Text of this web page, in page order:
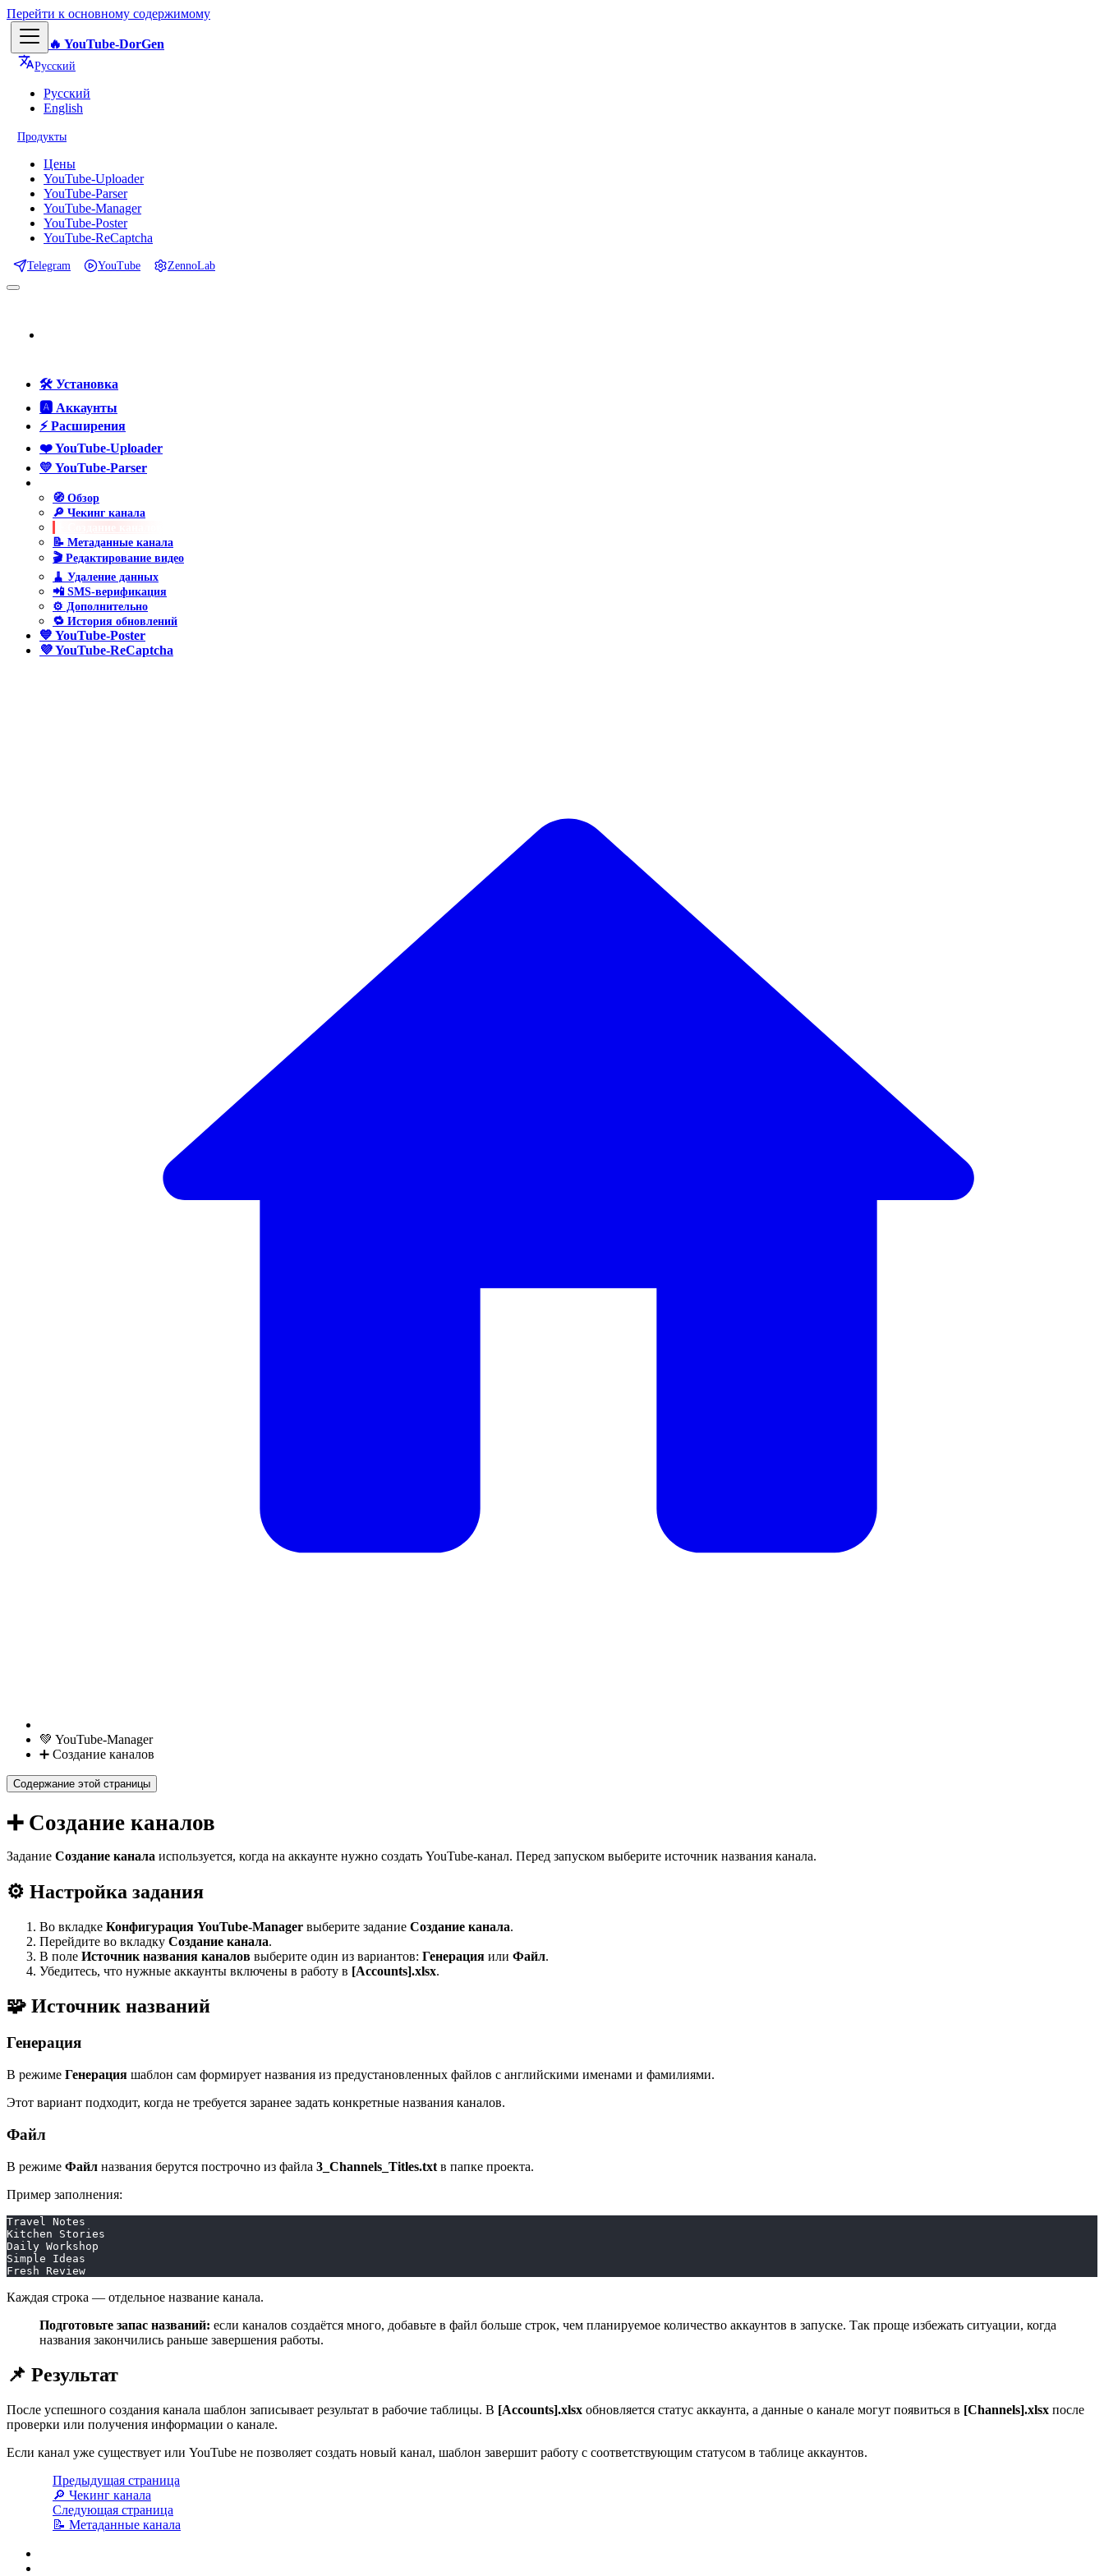
Перейти к основному содержимому
🔥 YouTube-DorGen
Русский
Русский
English
Продукты
Цены
YouTube-Uploader
YouTube-Parser
YouTube-Manager
YouTube-Poster
YouTube-ReCaptcha
Telegram YouTube ZennoLab
🛠️ Установка
🅰️ Аккаунты
⚡ Расширения
❤️ YouTube-Uploader
💛 YouTube-Parser
🧭 Обзор
🔎 Чекинг канала
📝 Метаданные канала
🎬 Редактирование видео
🧹 Удаление данных
📲 SMS-верификация
⚙️ Дополнительно
🔁 История обновлений
💙 YouTube-Poster
💜 YouTube-ReCaptcha
💚 YouTube-Manager
➕ Создание каналов
Содержание этой страницы
➕ Создание каналов
Задание Создание канала используется, когда на аккаунте нужно создать YouTube-канал. Перед запуском выберите источник названия канала.
⚙️ Настройка задания
Во вкладке Конфигурация YouTube-Manager выберите задание Создание канала.
Перейдите во вкладку Создание канала.
В поле Источник названия каналов выберите один из вариантов: Генерация или Файл.
Убедитесь, что нужные аккаунты включены в работу в [Accounts].xlsx.
🧩 Источник названий
Генерация
В режиме Генерация шаблон сам формирует названия из предустановленных файлов с английскими именами и фамилиями.
Этот вариант подходит, когда не требуется заранее задать конкретные названия каналов.
Файл
В режиме Файл названия берутся построчно из файла 3_Channels_Titles.txt в папке проекта.
Пример заполнения:
Travel Notes
Kitchen Stories
Daily Workshop
Simple Ideas
Fresh Review
Каждая строка — отдельное название канала.
Подготовьте запас названий: если каналов создаётся много, добавьте в файл больше строк, чем планируемое количество аккаунтов в запуске. Так проще избежать ситуации, когда
названия закончились раньше завершения работы.
📌 Результат
После успешного создания канала шаблон записывает результат в рабочие таблицы. В [Accounts].xlsx обновляется статус аккаунта, а данные о канале могут появиться в [Channels].xlsx после
проверки или получения информации о канале.
Если канал уже существует или YouTube не позволяет создать новый канал, шаблон завершит работу с соответствующим статусом в таблице аккаунтов.
Предыдущая страница
🔎 Чекинг канала
Следующая страница
📝 Метаданные канала